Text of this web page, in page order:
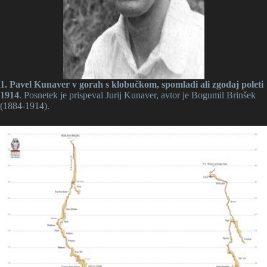
1. Pavel Kunaver v gorah s klobučkom, spomladi ali zgodaj poleti
1914. Posnetek je prispeval Jurij Kunaver, avtor je Bogumil Brinšek
(1884-1914).